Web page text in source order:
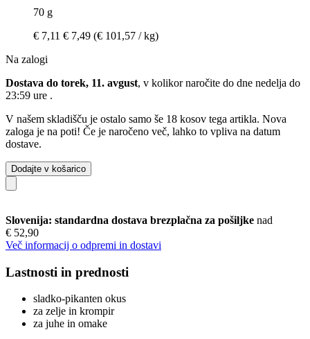
70 g
€ 7,11 € 7,49 (€ 101,57 / kg)
Na zalogi
Dostava do torek, 11. avgust, v kolikor naročite do dne nedelja do
23:59 ure .
V našem skladišču je ostalo samo še 18 kosov tega artikla. Nova
zaloga je na poti! Če je naročeno več, lahko to vpliva na datum
dostave.
Dodajte v košarico
Slovenija: standardna dostava brezplačna za pošiljke nad
€ 52,90
Več informacij o odpremi in dostavi
Lastnosti in prednosti
sladko-pikanten okus
za zelje in krompir
za juhe in omake